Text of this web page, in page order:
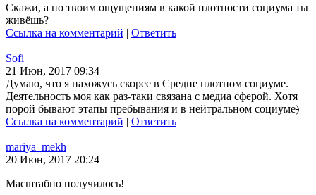
Скажи, а по твоим ощущениям в какой плотности социума ты
живёшь?
Ссылка на комментарий | Ответить
Sofi
21 Июн, 2017 09:34
Думаю, что я нахожусь скорее в Средне плотном социуме.
Деятельность моя как раз-таки связана с медиа сферой. Хотя
порой бывают этапы пребывания и в нейтральном социуме)
Ссылка на комментарий | Ответить
mariya_mekh
20 Июн, 2017 20:24
Масштабно получилось!